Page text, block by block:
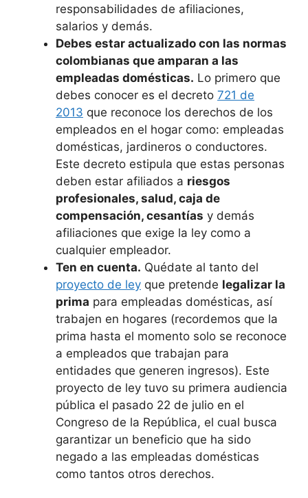
responsabilidades de afiliaciones,
salarios y demás.
Debes estar actualizado con las normas
colombianas que amparan a las
empleadas domésticas. Lo primero que
debes conocer es el decreto 721 de
2013 que reconoce los derechos de los
empleados en el hogar como: empleadas
domésticas, jardineros o conductores.
Este decreto estipula que estas personas
deben estar afiliados a riesgos
profesionales, salud, caja de
compensación, cesantías y demás
afiliaciones que exige la ley como a
cualquier empleador.
Ten en cuenta. Quédate al tanto del
proyecto de ley que pretende legalizar la
prima para empleadas domésticas, así
trabajen en hogares (recordemos que la
prima hasta el momento solo se reconoce
a empleados que trabajan para
entidades que generen ingresos). Este
proyecto de ley tuvo su primera audiencia
pública el pasado 22 de julio en el
Congreso de la República, el cual busca
garantizar un beneficio que ha sido
negado a las empleadas domésticas
como tantos otros derechos.